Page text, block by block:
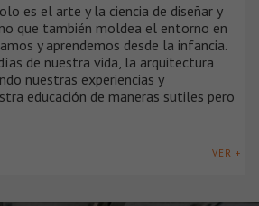
es el arte y la ciencia de diseñar y
que también moldea el entorno en
y aprendemos desde la infancia.
de nuestra vida, la arquitectura
nuestras experiencias y
educación de maneras sutiles pero
VER +